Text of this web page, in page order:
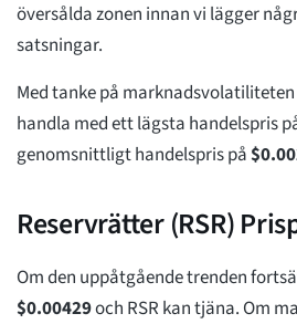
översålda zonen innan vi lägger
satsningar.
Med tanke på
handla med ett lägsta handelspris
genomsnittligt handelspris på$
Reservrätter (RSR)
Om den uppåtgående trenden
$0.00429och RSR kan tjäna. Om